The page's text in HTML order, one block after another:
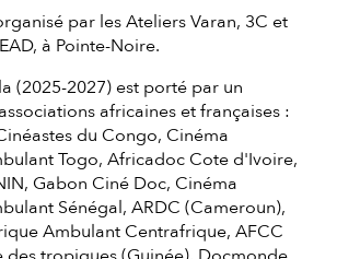
par les Ateliers Varan, 3C et
à Pointe-Noire.
(2025-2027) est porté par un
africaines et françaises :
du Congo, Cinéma
Togo, Africadoc Cote d'Ivoire,
Gabon Ciné Doc, Cinéma
Sénégal, ARDC (Cameroun),
Ambulant Centrafrique, AFCC